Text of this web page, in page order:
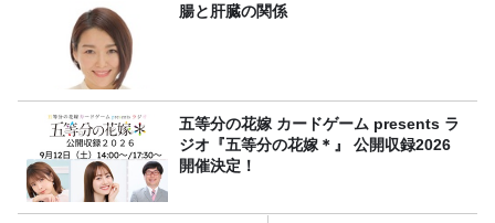
腸と肝臓の関係
五等分の花嫁 カードゲーム presents ラ
ジオ『五等分の花嫁＊』 公開収録2026
開催決定！